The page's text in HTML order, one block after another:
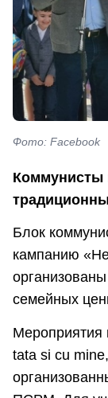
Фото: Facebook
Коммунисты
Блок
кампанию
семейных
Мероприятия
tata si cu